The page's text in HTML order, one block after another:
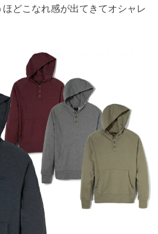
どこなれ感が出てきてオシャレ